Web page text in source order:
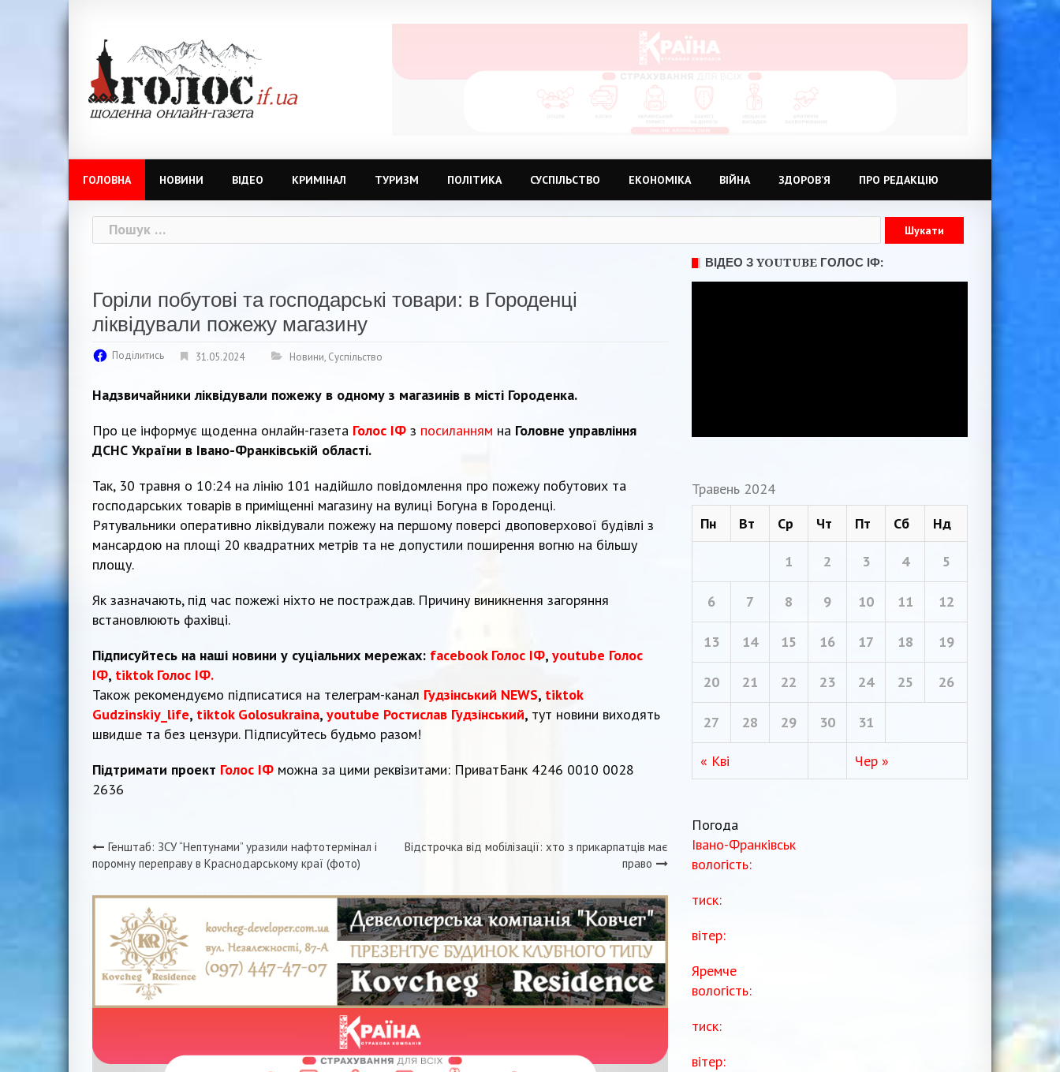
ГОЛОВНА НОВИНИ ВІДЕО КРИМІНАЛ ТУРИЗМ ПОЛІТИКА СУСПІЛЬСТВО ЕКОНОМІКА ВІЙНА ЗДОРОВ’Я ПРО РЕДАКЦІЮ
Пошук:
Горіли побутові та господарські товари: в Городенці
ліквідували пожежу магазину
Поділитись 31.05.2024 Новини, Суспільство
Надзвичайники ліквідували пожежу в одному з магазинів в місті Городенка.
Про це інформує щоденна онлайн-газета Голос ІФ з посиланням на Головне управління
ДСНС України в Івано-Франківській області.
Так, 30 травня о 10:24 на лінію 101 надійшло повідомлення про пожежу побутових та
господарських товарів в приміщенні магазину на вулиці Богуна в Городенці.
Рятувальники оперативно ліквідували пожежу на першому поверсі двоповерхової будівлі з
мансардою на площі 20 квадратних метрів та не допустили поширення вогню на більшу
площу.
Як зазначають, під час пожежі ніхто не постраждав. Причину виникнення загоряння
встановлюють фахівці.
Підписуйтесь на наші новини у суціальних мережах: facebook Голос ІФ, youtube Голос
ІФ, tiktok Голос ІФ.
Також рекомендуємо підписатися на телеграм-канал Гудзінський NEWS, tiktok
Gudzinskiy_life, tiktok Golosukraina, youtube Ростислав Гудзінський, тут новини виходять
швидше та без цензури. Підписуйтесь будьмо разом!
Підтримати проект Голос ІФ можна за цими реквізитами: ПриватБанк 4246 0010 0028
2636
Навігація
записів
Генштаб: ЗСУ “Нептунами” уразили нафтотермінал і
поромну переправу в Краснодарському краї (фото)
Відстрочка від мобілізації: хто з прикарпатців має
право
ВІДЕО З YOUTUBE ГОЛОС ІФ:
Травень 2024
Пн
Вт Ср Чт Пт Сб Нд
« Кві Чер »
1 2 3 4 5
6 7 8 9 10 11 12
13 14 15 16 17 18 19
20 21 22 23 24 25 26
27 28 29 30 31
Погода
Івано-Франківськ
вологість:
тиск:
вітер:
Яремче
вологість:
тиск:
вітер: